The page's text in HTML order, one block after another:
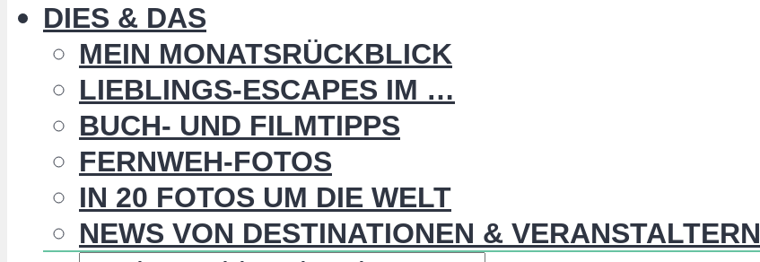
DIES & DAS
MEIN MONATSRÜCKBLICK
LIEBLINGS-ESCAPES IM …
BUCH- UND FILMTIPPS
FERNWEH-FOTOS
IN 20 FOTOS UM DIE WELT
NEWS VON DESTINATIONEN & VERANSTALTERN